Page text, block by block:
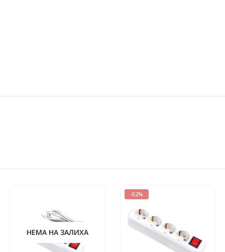
НЕМА НА ЗАЛИХА
-52%